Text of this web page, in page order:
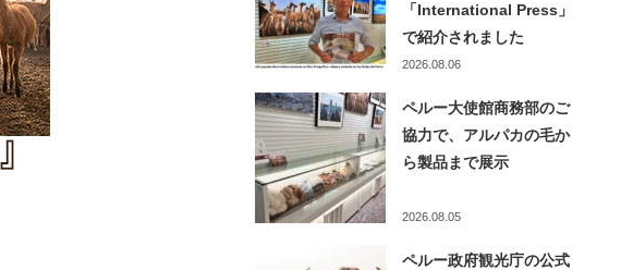
「International Press」
で紹介されました
2026.08.06
ペルー大使館商務部のご
協力で、アルパカの毛か
ら製品まで展示
2026.08.05
ペルー政府観光庁の公式